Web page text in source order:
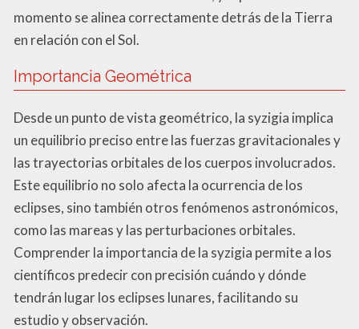
momento se alinea correctamente detrás de la Tierra
en relación con el Sol.
Importancia Geométrica
Desde un punto de vista geométrico, la syzigia implica
un equilibrio preciso entre las fuerzas gravitacionales y
las trayectorias orbitales de los cuerpos involucrados.
Este equilibrio no solo afecta la ocurrencia de los
eclipses, sino también otros fenómenos astronómicos,
como las mareas y las perturbaciones orbitales.
Comprender la importancia de la syzigia permite a los
científicos predecir con precisión cuándo y dónde
tendrán lugar los eclipses lunares, facilitando su
estudio y observación.